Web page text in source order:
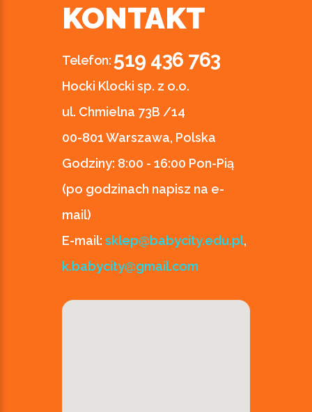
KONTAKT
Telefon: 519 436 763
Hocki Klocki sp. z o.o.
ul. Chmielna 73B /14
00-801 Warszawa, Polska
Godziny: 8:00 - 16:00 Pon-Pią
(po godzinach napisz na e-
mail)
E-mail: sklep@babycity.edu.pl,
k.babycity@gmail.com